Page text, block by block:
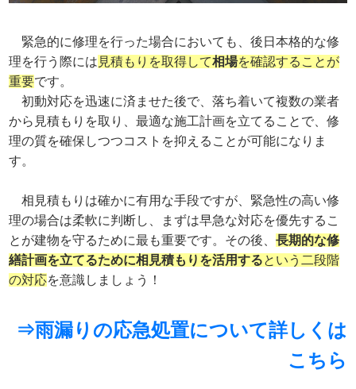
緊急的に修理を行った場合においても、後日本格的な修
理を行う際には 見積もりを取得して相場を確認することが
重要です。
初動対応を迅速に済ませた後で、落ち着いて複数の業者
から見積もりを取り、最適な施工計画を立てることで、修
理の質を確保しつつコストを抑えることが可能になりま
す。
相見積もりは確かに有用な手段ですが、緊急性の高い修
理の場合は柔軟に判断し、まずは早急な対応を優先するこ
とが建物を守るために最も重要です。その後、長期的な修
繕計画を立てるために相見積もりを活用するという二段階
の対応を意識しましょう！
⇒雨漏りの応急処置について詳しくは
こちら